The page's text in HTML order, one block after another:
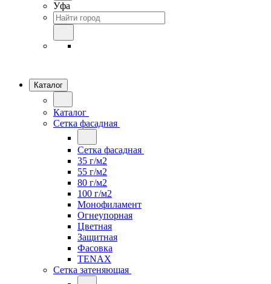
Уфа
Каталог
Каталог
Сетка фасадная
Сетка фасадная
35 г/м2
55 г/м2
80 г/м2
100 г/м2
Монофиламент
Огнеупорная
Цветная
Защитная
Фасовка
TENAX
Сетка затеняющая